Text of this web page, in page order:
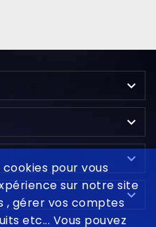
pour vous
sur notre site
, gérer vos comptes
etc... Vous pouvez



